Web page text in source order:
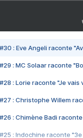
#30 : Eve Angeli raconte
#29 : MC Solaar raconte
#28 : Lorie raconte "Je vais
#27 : Christophe Willem
#26 : Chimène Badi
#25 : Indochine raconte